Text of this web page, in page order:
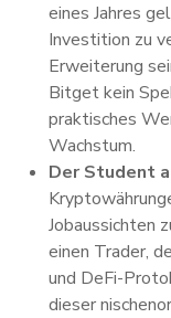
eines Jahres
Investition zu
Erweiterung
Bitget kein
praktisches
Wachstum.
Der Student
Jobaussichten
einen Trader,
und DeFi-
dieser